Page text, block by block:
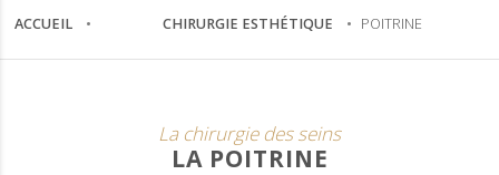
ACCUEIL CHIRURGIE ESTHÉTIQUE POITRINE
La chirurgie des seins
LA POITRINE